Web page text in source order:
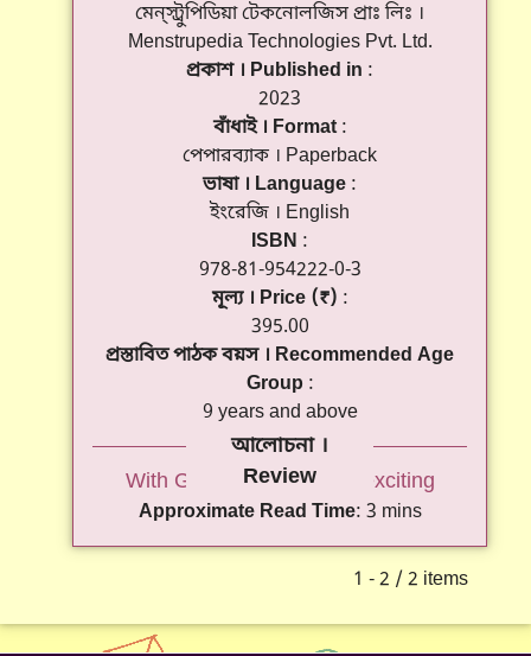
মেন্‌স্ট্রুপিডিয়া টেকনোলজিস প্রাঃ লিঃ ।
Menstrupedia Technologies Pvt. Ltd.
প্রকাশ । Published in
2023
বাঁধাই । Format
পেপারব্যাক । Paperback
ভাষা । Language
ইংরেজি । English
ISBN
978-81-954222-0-3
মূল্য । Price (₹)
395.00
প্রস্তাবিত পাঠক বয়স । Recommended Age
Group
9 years and above
With Gulu, growing up is exciting
Approximate Read Time 3 mins
1 - 2 / 2 items